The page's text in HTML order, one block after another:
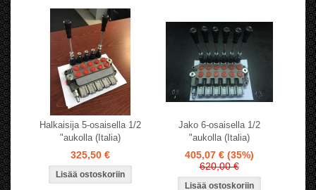
Halkaisija 5-osaisella 1/2
"aukolla (Italia)
325,50 €
Jako 6-osaisella 1/2
"aukolla (Italia)
405,07 € (35%)
620,00 €